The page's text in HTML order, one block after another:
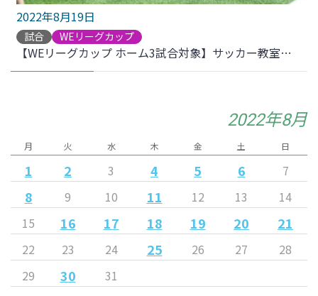
2022年8月19日
試合 WEリーグカップ
【WEリーグカップ ホーム3試合対象】サッカー教室開催のお知らせ
2022年8月
月 火 水 木 金 土 日
1 2 3 4 5 6 7
8 9 10 11 12 13
14
15
16 17 18 19 20 21
22 23 24 25 26 27
28
29
30 31